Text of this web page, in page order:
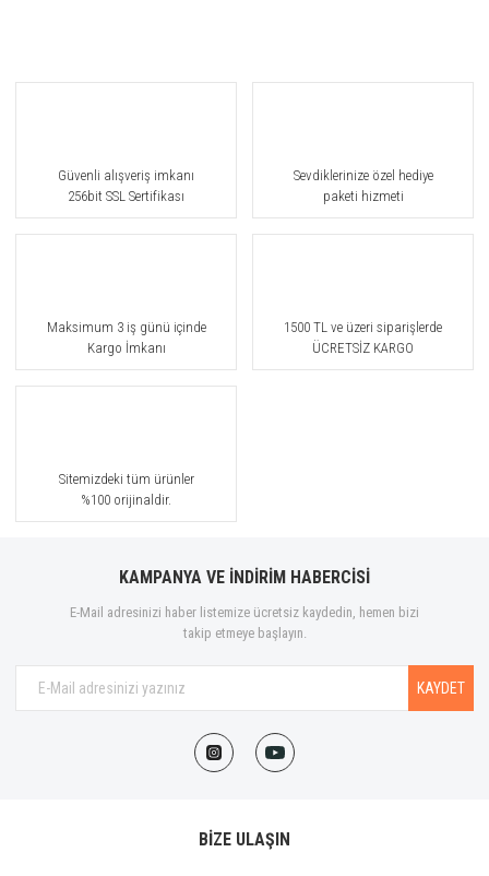
Güvenli alışveriş imkanı
256bit SSL Sertifikası
Sevdiklerinize özel hediye
paketi hizmeti
Maksimum 3 iş günü içinde
Kargo İmkanı
1500 TL ve üzeri siparişlerde
ÜCRETSİZ KARGO
Sitemizdeki tüm ürünler
%100 orijinaldir.
KAMPANYA VE İNDİRİM HABERCİSİ
E-Mail adresinizi haber listemize ücretsiz kaydedin, hemen bizi
takip etmeye başlayın.
KAYDET
BİZE ULAŞIN